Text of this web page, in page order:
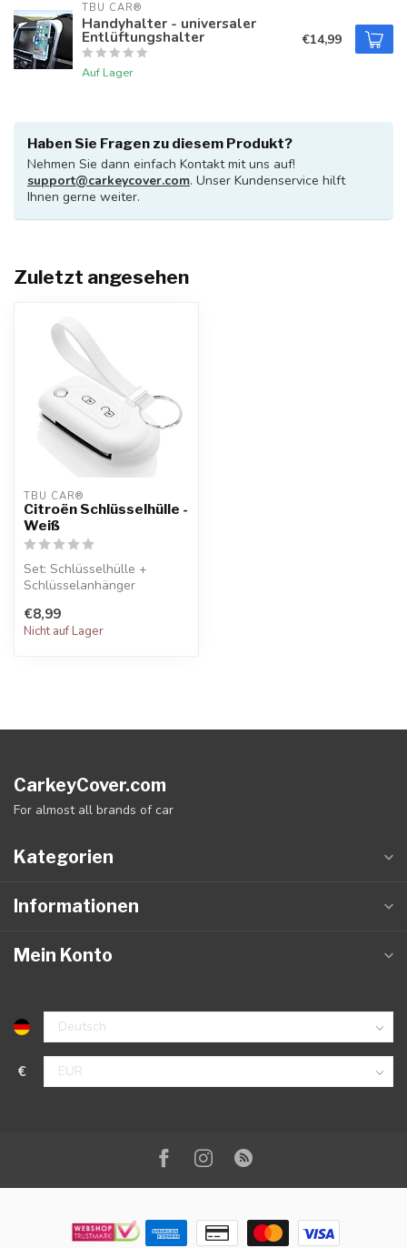
TBU CAR®
Handyhalter - universaler
Entlüftungshalter
Auf Lager
€14,99
Haben Sie Fragen zu diesem Produkt?
Nehmen Sie dann einfach Kontakt mit uns auf!
support@carkeycover.com. Unser Kundenservice hilft
Ihnen gerne weiter.
Zuletzt angesehen
TBU CAR®
Citroën Schlüsselhülle -
Weiß
Set: Schlüsselhülle +
Schlüsselanhänger
€8,99
Nicht auf Lager
CarkeyCover.com
For almost all brands of car
Kategorien
Informationen
Mein Konto
€